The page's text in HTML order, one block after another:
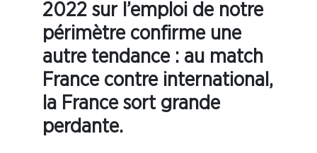
2022 sur l’emploi de notre
périmètre confirme une
autre tendance : au match
France contre international,
la France sort grande
perdante.